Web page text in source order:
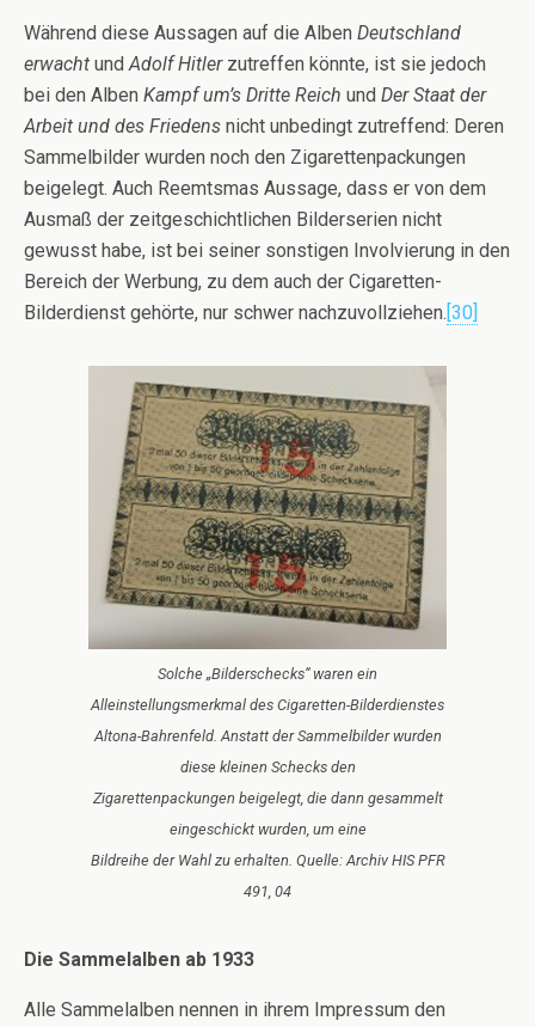
Während diese Aussagen auf die Alben Deutschland
erwacht und Adolf Hitler zutreffen könnte, ist sie jedoch
bei den Alben Kampf um’s Dritte Reich und Der Staat der
Arbeit und des Friedens nicht unbedingt zutreffend: Deren
Sammelbilder wurden noch den Zigarettenpackungen
beigelegt. Auch Reemtsmas Aussage, dass er von dem
Ausmaß der zeitgeschichtlichen Bilderserien nicht
gewusst habe, ist bei seiner sonstigen Involvierung in den
Bereich der Werbung, zu dem auch der Cigaretten-
Bilderdienst gehörte, nur schwer nachzuvollziehen.[30]
Solche „Bilderschecks“ waren ein
Alleinstellungsmerkmal des Cigaretten-Bilderdienstes
Altona-Bahrenfeld. Anstatt der Sammelbilder wurden
diese kleinen Schecks den
Zigarettenpackungen beigelegt, die dann gesammelt
eingeschickt wurden, um eine
Bildreihe der Wahl zu erhalten. Quelle: Archiv HIS PFR
491, 04
Die Sammelalben ab 1933
Alle Sammelalben nennen in ihrem Impressum den